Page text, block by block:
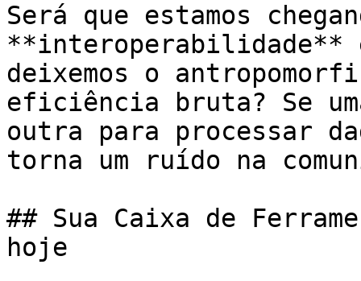
Será que estamos
**interoperabilidade**
deixemos o
eficiência bruta? Se
outra para processar
torna um ruído na
## Sua Caixa de
hoje